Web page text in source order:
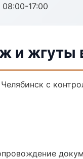
17:00
и жгуты
с